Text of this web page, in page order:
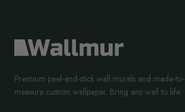
Premium peel-and-stick wall murals and made-to-
measure custom wallpaper. Bring any wall to life.